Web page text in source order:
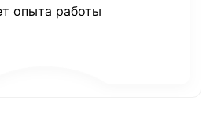
опыта работы